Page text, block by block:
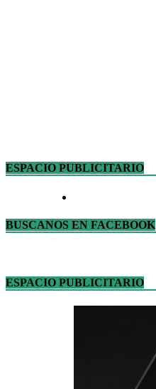
ESPACIO PUBLICITARIO
BUSCANOS EN FACEBOOK
ESPACIO PUBLICITARIO